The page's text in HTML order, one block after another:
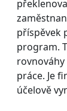
příspěvek
program.
práce. Je
účelově